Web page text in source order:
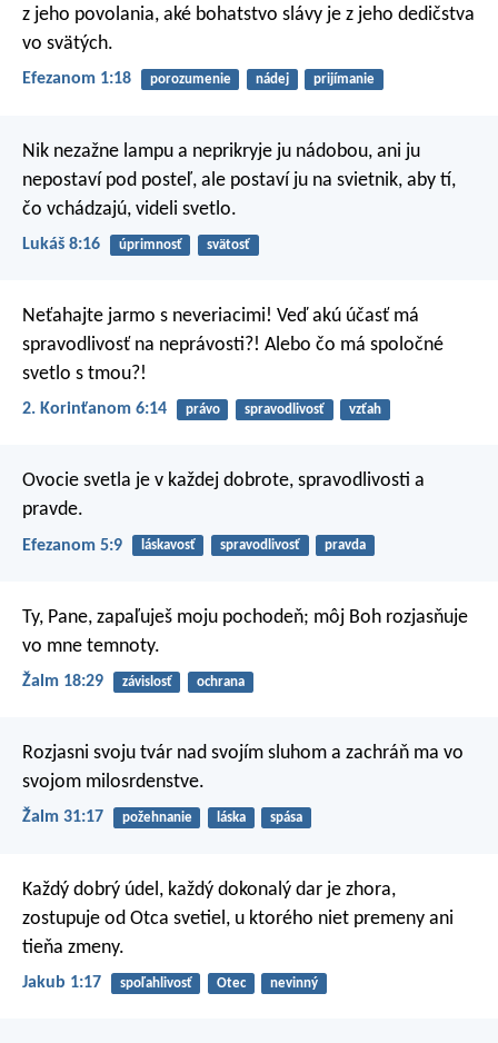
z jeho povolania, aké bohatstvo slávy je z jeho dedičstva
vo svätých.
Efezanom 1:18 porozumenie nádej prijímanie
Nik nezažne lampu a neprikryje ju nádobou, ani ju
nepostaví pod posteľ, ale postaví ju na svietnik, aby tí,
čo vchádzajú, videli svetlo.
Lukáš 8:16 úprimnosť svätosť
Neťahajte jarmo s neveriacimi! Veď akú účasť má
spravodlivosť na neprávosti?! Alebo čo má spoločné
svetlo s tmou?!
2. Korinťanom 6:14 právo spravodlivosť vzťah
Ovocie svetla je v každej dobrote, spravodlivosti a
pravde.
Efezanom 5:9 láskavosť spravodlivosť pravda
Ty, Pane, zapaľuješ moju pochodeň; môj Boh rozjasňuje
vo mne temnoty.
Žalm 18:29 závislosť ochrana
Rozjasni svoju tvár nad svojím sluhom a zachráň ma vo
svojom milosrdenstve.
Žalm 31:17 požehnanie láska spása
Každý dobrý údel, každý dokonalý dar je zhora,
zostupuje od Otca svetiel, u ktorého niet premeny ani
tieňa zmeny.
Jakub 1:17 spoľahlivosť Otec nevinný